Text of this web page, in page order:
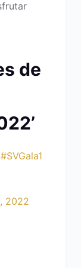
de
#SVGala1
2022